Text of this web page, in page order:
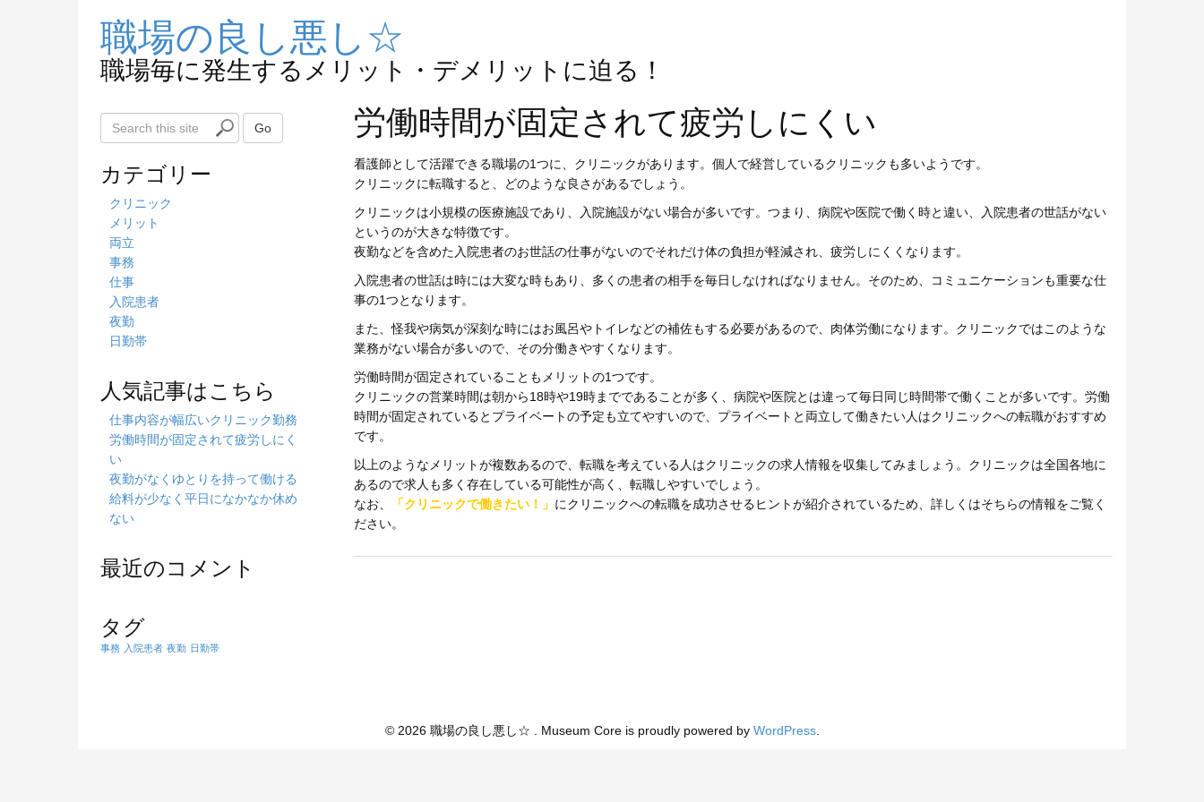
職場の良し悪し☆
職場毎に発生するメリット・デメリットに迫る！
労働時間が固定されて疲労しにくい
看護師として活躍できる職場の1つに、クリニックがあります。個人で経営しているクリニックも多いようです。
クリニックに転職すると、どのような良さがあるでしょう。
クリニックは小規模の医療施設であり、入院施設がない場合が多いです。つまり、病院や医院で働く時と違い、入院患者の世話がない
というのが大きな特徴です。
夜勤などを含めた入院患者のお世話の仕事がないのでそれだけ体の負担が軽減され、疲労しにくくなります。
入院患者の世話は時には大変な時もあり、多くの患者の相手を毎日しなければなりません。そのため、コミュニケーションも重要な仕
事の1つとなります。
また、怪我や病気が深刻な時にはお風呂やトイレなどの補佐もする必要があるので、肉体労働になります。クリニックではこのような
業務がない場合が多いので、その分働きやすくなります。
労働時間が固定されていることもメリットの1つです。
クリニックの営業時間は朝から18時や19時までであることが多く、病院や医院とは違って毎日同じ時間帯で働くことが多いです。労働
時間が固定されているとプライベートの予定も立てやすいので、プライベートと両立して働きたい人はクリニックへの転職がおすすめ
です。
以上のようなメリットが複数あるので、転職を考えている人はクリニックの求人情報を収集してみましょう。クリニックは全国各地に
あるので求人も多く存在している可能性が高く、転職しやすいでしょう。
なお、
「クリニックで働きたい！ 」 にクリニックへの転職を成功させるヒントが紹介されているため、詳しくはそちらの情報をご覧く
ださい。
e
r
Go
カテゴリー
クリニック
メリット
両立
事務
仕事
入院患者
夜勤
日勤帯
人気記事はこちら
仕事内容が幅広いクリニック勤務
労働時間が固定されて疲労しにく
い
夜勤がなくゆとりを持って働ける
給料が少なく平日になかなか休め
ない
最近のコメント
タグ
事務 入院患者 夜勤 日勤帯
© 2026 職場の良し悪し☆ . Museum Core is proudly powered by WordPress.